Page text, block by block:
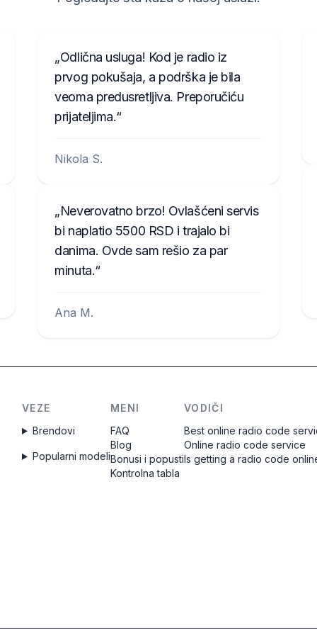
Odlična usluga! Kod je radio iz
prvog pokušaja, a podrška je bila
veoma predusretljiva. Preporučiću
prijateljima.
Nikola S.
Neverovatno brzo! Ovlašćeni servis
bi naplatio 5500 RSD i trajalo bi
danima. Ovde sam rešio za par
minuta.
Ana M.
VEZE
Brendovi
Popularni modeli
MENI
FAQ
Blog
Bonusi i popusti
Kontrolna tabla
VODIČI
Best online radio code
Online radio code service
Is getting a radio code